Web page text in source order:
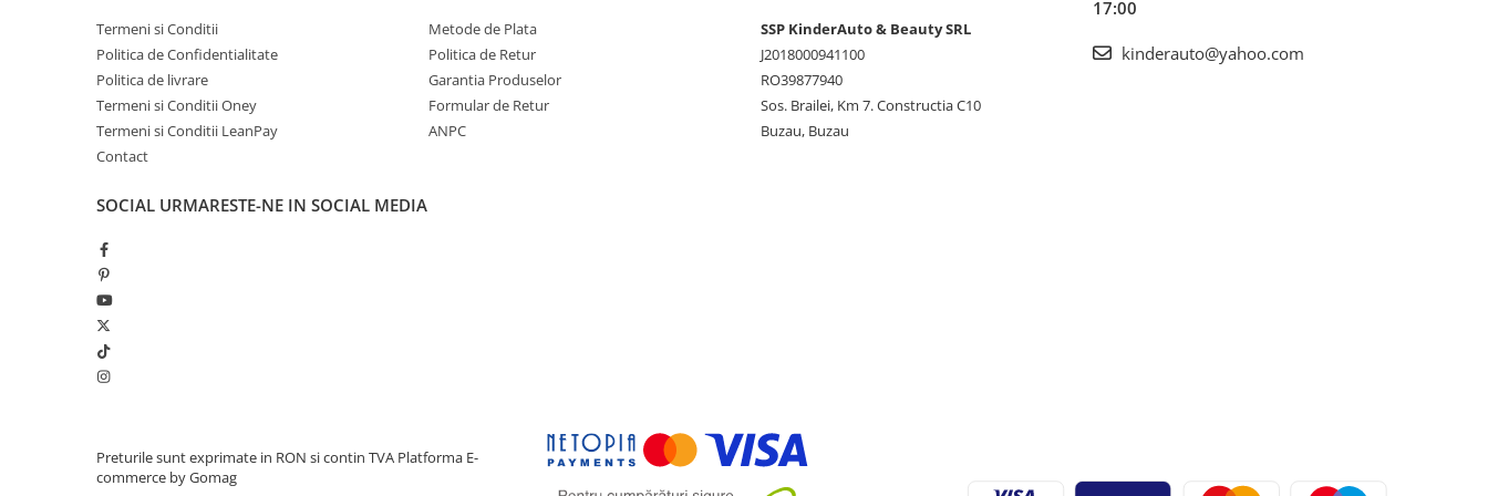
Termeni si Conditii
Politica de Confidentialitate
Politica de livrare
Termeni si Conditii Oney
Termeni si Conditii LeanPay
Contact
Metode de Plata
Politica de Retur
Garantia Produselor
Formular de Retur
ANPC
SSP KinderAuto & Beauty SRL
J2018000941100
RO39877940
Sos. Brailei, Km 7. Constructia C10
Buzau, Buzau
17:00
kinderauto@yahoo.com
SOCIAL URMARESTE-NE IN SOCIAL MEDIA
Preturile sunt exprimate in RON si contin TVA Platforma E-
commerce by Gomag